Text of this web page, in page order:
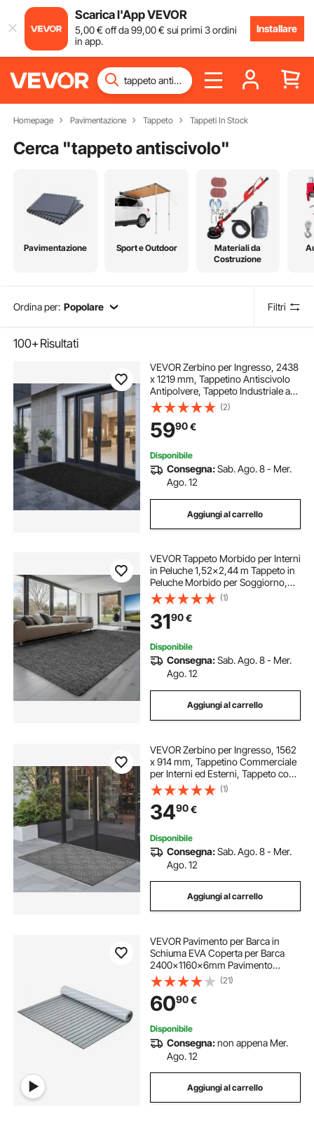
Scarica l'App VEVOR
5,00€ off da99,00€ sui primi 3 ordini
in app.
Installare
Homepage Pavimentazione Tappeto Tappeti In Stock
Cerca "tappeto antiscivolo"
Pavimentazione Sport e Outdoor
Materiali da
Costruzione
Ordina per: Popolare Filtri
100+Risultati
VEVOR Zerbino per Ingresso, 2438
x 1219 mm, Tappetino Antiscivolo
Antipolvere, Tappeto Industriale a
Righe con Supporto, Tappeto
d'Ingresso Lavabile Resistente per
Corridoio, Balcone, Grigio
(2)
5990€
Disponibile
Consegna:Sab. Ago. 8 - Mer.
Ago. 12
Aggiungi al carrello
VEVOR Tappeto Morbido per Interni
in Peluche 1,52x2,44 m Tappeto in
Peluche Morbido per Soggiorno,
Camera da Letto, Arredamento
Moderno, non Tessuti, Antiscivolo,
Grigio Scuro
(1)
3190€
Disponibile
Consegna:Sab. Ago. 8 - Mer.
Ago. 12
Aggiungi al carrello
VEVOR Zerbino per Ingresso, 1562
x 914 mm, Tappetino Commerciale
per Interni ed Esterni, Tappeto con
Supporto, Tappeto Elegante
d'Ingresso Lavabile Resistente per
Corridoio, Balcone, Grigio
(1)
3490€
Disponibile
Consegna:Sab. Ago. 8 - Mer.
Ago. 12
Aggiungi al carrello
VEVOR Pavimento per Barca in
Schiuma EVA Coperta per Barca
2400x1160x6mm Pavimento
Autoadesivo Antiscivolo 27840cm²
Tappeto Marino per Barche Yacht
Pontoni Coperte per Kayak
(21)
6090€
Disponibile
Consegna:non appena Mer.
Ago. 12
Aggiungi al carrello